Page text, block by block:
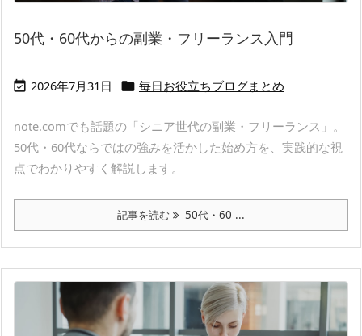
50代・60代からの副業・フリーランス入門
 2026年7月31日  毎日お役立ちブログまとめ
note.comでも話題の「シニア世代の副業・フリーランス」。
50代・60代ならではの強みを活かした始め方を、実践的な視
点でわかりやすく解説します。
記事を読む 50代・60 ...